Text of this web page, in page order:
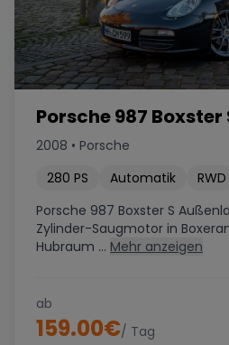
Porsche 987
2008 • Porsche
280 PS Automatik RWD
Porsche 987 Boxster S
Zylinder-Saugmotor in
Hubraum ... Mehr anzeigen
ab
159.00€/ Tag